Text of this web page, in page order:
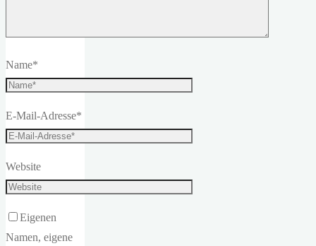
Name*
E-Mail-Adresse*
Website
Eigenen
Namen, eigene